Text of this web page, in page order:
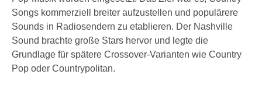
Songs kommerziell breiter aufzustellen und populärere
Sounds in Radiosendern zu etablieren. Der Nashville
Sound brachte große Stars hervor und legte die
Grundlage für spätere Crossover-Varianten wie Country
Pop oder Countrypolitan.